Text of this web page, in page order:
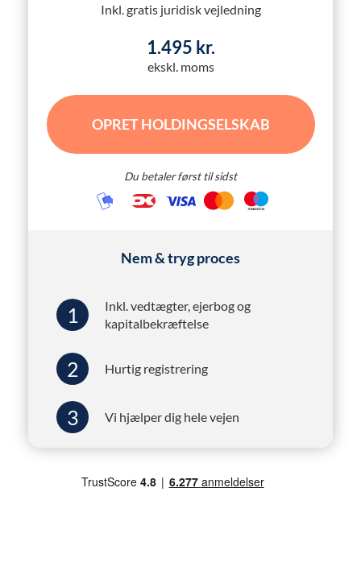
Inkl. gratis juridisk vejledning
1.495 kr.
ekskl. moms
OPRET HOLDINGSELSKAB
Du betaler først til sidst
Nem & tryg proces
1
Inkl. vedtægter, ejerbog og
kapitalbekræftelse
2 Hurtig registrering
3 Vi hjælper dig hele vejen